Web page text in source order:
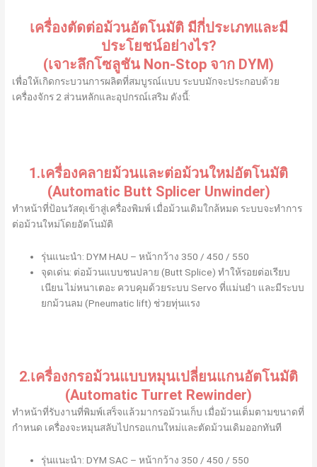
เครื่องตัดต่อม้วนอัตโนมัติ มีกี่ประเภทและมี
ประโยชน์อย่างไร?
(เจาะลึกโซลูชัน Non-Stop จาก DYM)
เพื่อให้เกิดกระบวนการผลิตที่สมบูรณ์แบบ ระบบมักจะประกอบด้วย
เครื่องจักร 2 ส่วนหลักและอุปกรณ์เสริม ดังนี้:
1.เครื่องคลายม้วนและต่อม้วนใหม่อัตโนมัติ
(Automatic Butt Splicer Unwinder)
ทำหน้าที่ป้อนวัสดุเข้าสู่เครื่องพิมพ์ เมื่อม้วนเดิมใกล้หมด ระบบจะทำการ
ต่อม้วนใหม่โดยอัตโนมัติ
รุ่นแนะนำ: DYM HAU – หน้ากว้าง 350 / 450 / 550
จุดเด่น: ต่อม้วนแบบชนปลาย (Butt Splice) ทำให้รอยต่อเรียบ
เนียน ไม่หนาเตอะ ควบคุมด้วยระบบ Servo ที่แม่นยำ และมีระบบ
ยกม้วนลม (Pneumatic lift) ช่วยทุ่นแรง
2.เครื่องกรอม้วนแบบหมุนเปลี่ยนแกนอัตโนมัติ
(Automatic Turret Rewinder)
ทำหน้าที่รับงานที่พิมพ์เสร็จแล้วมากรอม้วนเก็บ เมื่อม้วนเต็มตามขนาดที่
กำหนด เครื่องจะหมุนสลับไปกรอแกนใหม่และตัดม้วนเดิมออกทันที
รุ่นแนะนำ: DYM SAC – หน้ากว้าง 350 / 450 / 550